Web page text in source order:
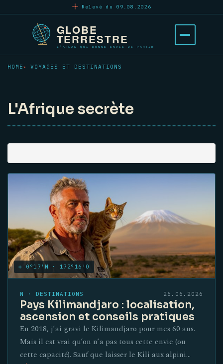
Relevé du 09.08.2026
Ouvrir
le
HOME VOYAGES ET DESTINATIONS
L'Afrique secrète
✛ 0°17′N · 172°16′O
N · DESTINATIONS 26.06.2026
Pays Kilimandjaro : localisation,
ascension et conseils pratiques
En 2018, j’ai gravi le Kilimandjaro pour mes 60 ans.
Mais il est vrai qu’on n’a pas tous cette envie (ou
cette capacité). Sauf que laisser le Kili aux alpini…